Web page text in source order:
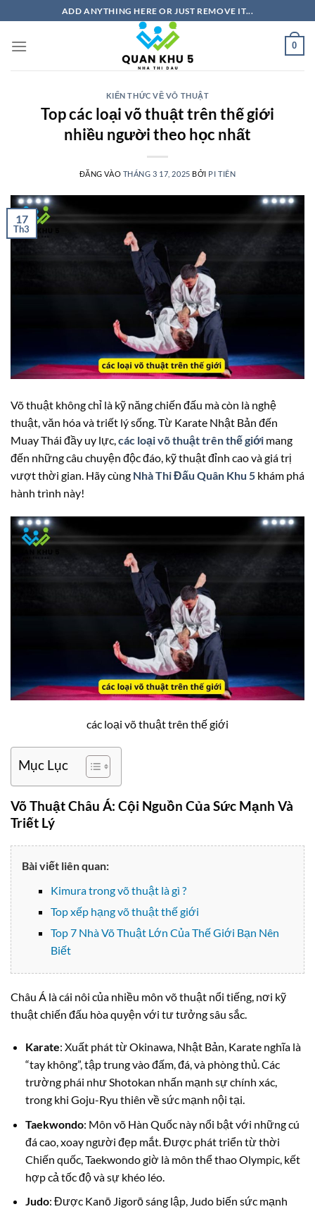
qua
nội
ADD ANYTHING HERE OR JUST REMOVE IT...
0
KIẾN THỨC VỀ VÕ THUẬT
Top các loại võ thuật trên thế giới
nhiều người theo học nhất
ĐĂNG VÀO THÁNG 3 17, 2025 BỞI PI TIÊN
17
Th3
Võ thuật không chỉ là kỹ năng chiến đấu mà còn là nghệ
thuật, văn hóa và triết lý sống. Từ Karate Nhật Bản đến
Muay Thái đầy uy lực,các loại võ thuật trên thế giới mang
đến những câu chuyện độc đáo, kỹ thuật đỉnh cao và giá trị
vượt thời gian. Hãy cùng Nhà Thi Đấu Quân Khu 5 khám phá
hành trình này!
các loại võ thuật trên thế giới
Mục Lục
Võ Thuật Châu Á: Cội Nguồn Của Sức Mạnh Và
Triết Lý
Bài viết liên quan:
Kimura trong võ thuật là gì ?
Top xếp hạng võ thuật thế giới
Top 7 Nhà Võ Thuật Lớn Của Thế Giới Bạn Nên
Biết
Châu Á là cái nôi của nhiều môn võ thuật nổi tiếng, nơi kỹ
thuật chiến đấu hòa quyện với tư tưởng sâu sắc.
Karate: Xuất phát từ Okinawa, Nhật Bản, Karate nghĩa là
“tay không”, tập trung vào đấm, đá, và phòng thủ. Các
trường phái như Shotokan nhấn mạnh sự chính xác,
trong khi Goju-Ryu thiên về sức mạnh nội tại.
Taekwondo: Môn võ Hàn Quốc này nổi bật với những cú
đá cao, xoay người đẹp mắt. Được phát triển từ thời
Chiến quốc, Taekwondo giờ là môn thể thao Olympic, kết
hợp cả tốc độ và sự khéo léo.
Judo: Được Kanō Jigorō sáng lập, Judo biến sức mạnh